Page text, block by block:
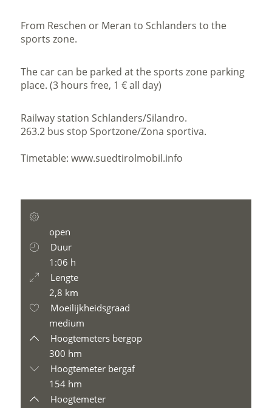
From Reschen or Meran to Schlanders to the
sports zone.
The car can be parked at the sports zone parking
place. (3 hours free, 1 € all day)
Railway station Schlanders/Silandro.
263.2 bus stop Sportzone/Zona sportiva.
Timetable: www.suedtirolmobil.info
open
Duur
1:06 h
Lengte
2,8 km
Moeilijkheidsgraad
medium
Hoogtemeters bergop
300 hm
Hoogtemeter bergaf
154 hm
Hoogtemeter